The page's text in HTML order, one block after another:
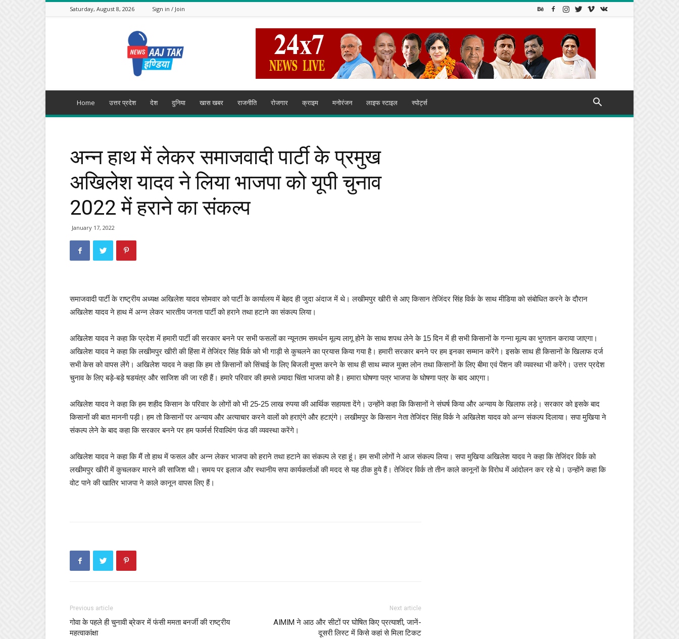
Saturday, August 8, 2026 Sign in / Join
India
Home उत्तर प्रदेश देश दुनिया खास खबर राजनीति रोजगार क्राइम मनोरंजन लाइफ स्टाइल स्पोर्ट्स
अन्न हाथ में लेकर समाजवादी पार्टी के प्रमुख
अखिलेश यादव ने लिया भाजपा को यूपी चुनाव
2022 में हराने का संकल्प
January 17, 2022
समाजवादी पार्टी के राष्ट्रीय अध्यक्ष अखिलेश यादव सोमवार को पार्टी के कार्यालय में बेहद ही जुदा अंदाज में थे। लखीमपुर खीरी से आए किसान तेजिंदर सिंह विर्क के साथ मीडिया को संबोधित करने के दौरान
अखिलेश यादव ने हाथ में अन्न लेकर भारतीय जनता पार्टी को हराने तथा हटाने का संकल्प लिया।
अखिलेश यादव ने कहा कि प्रदेश में हमारी पार्टी की सरकार बनने पर सभी फसलों का न्यूनतम समर्थन मूल्य लागू होने के साथ शपथ लेने के 15 दिन में ही सभी किसानों के गन्ना मूल्य का भुगतान कराया जाएगा।
अखिलेश यादव ने कहा कि लखीमपुर खीरी की हिंसा में तेजिंदर सिंह विर्क को भी गाड़ी से कुचलने का प्रयास किया गया है। हमारी सरकार बनने पर हम इनका सम्मान करेंगे। इसके साथ ही किसानों के खिलाफ दर्ज
सभी केस को वापस लेंगे। अखिलेश यादव ने कहा कि हम तो किसानों को सिंचाई के लिए बिजली मुफ्त करने के साथ ही साथ ब्याज मुक्त लोन तथा किसानों के लिए बीमा एवं पेंशन की व्यवस्था भी करेंगे। उत्तर प्रदेश
चुनाव के लिए बड़े-बड़े षडयंत्र और साजिश की जा रही हैं। हमारे परिवार की हमसे ज़्यादा चिंता भाजपा को है। हमारा घोषणा पत्र भाजपा के घोषणा पत्र के बाद आएगा।
अखिलेश यादव ने कहा कि हम शहीद किसान के परिवार के लोगों को भी 25-25 लाख रुपया की आर्थिक सहायता देंगे। उन्होंने कहा कि किसानों ने संघर्ष किया और अन्याय के खिलाफ लड़े। सरकार को इसके बाद
किसानों की बात माननी पड़ी। हम तो किसानों पर अन्याय और अत्याचार करने वालों को हराएंगे और हटाएंगे। लखीमपुर के किसान नेता तेजिंदर सिंह विर्क ने अखिलेश यादव को अन्न संकल्प दिलाया। सपा मुखिया ने
संकल्प लेने के बाद कहा कि सरकार बनने पर हम फार्मर्स रिवाल्विंग फंड की व्यवस्था करेंगे।
अखिलेश यादव ने कहा कि मैं तो हाथ में फसल और अन्न लेकर भाजपा को हराने तथा हटाने का संकल्प ले रहा हूं। हम सभी लोगों ने आज संकल्प लिया। सपा मुखिया अखिलेश यादव ने कहा कि तेजिंदर विर्क को
लखीमपुर खीरी में कुचलकर मारने की साजिश थी। समय पर इलाज और स्थानीय सपा कार्यकर्ताओं की मदद से यह ठीक हुये हैं। तेजिंदर विर्क तो तीन काले कानूनों के विरोध में आंदोलन कर रहे थे। उन्होंने कहा कि
वोट पाने की खातिर भाजपा ने काले कानून वापस लिए हैं।
Previous article
गोवा के पहले ही चुनावी ब्रेकर में फंसी ममता बनर्जी की राष्ट्रीय
महत्वाकांक्षा
Next article
AIMIM ने आठ और सीटों पर घोषित किए प्रत्याशी, जानें-
दूसरी लिस्ट में किसे कहां से मिला टिकट